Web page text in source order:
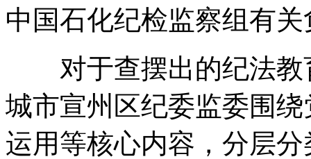
中国石化纪检监察组有
对于查摆出的纪法教
城市宣州区纪委监委围
运用等核心内容，分层